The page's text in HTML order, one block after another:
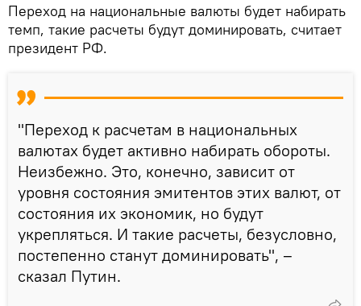
Переход на национальные валюты будет набирать
темп, такие расчеты будут доминировать, считает
президент РФ.
"Переход к расчетам в национальных
валютах будет активно набирать обороты.
Неизбежно. Это, конечно, зависит от
уровня состояния эмитентов этих валют, от
состояния их экономик, но будут
укрепляться. И такие расчеты, безусловно,
постепенно станут доминировать", –
сказал Путин.